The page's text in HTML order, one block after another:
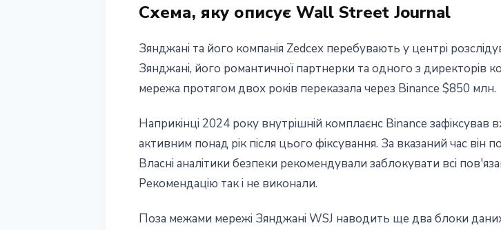
Схема, яку описує Wall Street Journal
Зянджані та його компанія Zedcex перебувають у центрі
Зянджані, його романтичної партнерки та одного з директорів
мережа протягом двох років переказала через Binance $850 млн.
Наприкінці 2024 року внутрішній комплаєнс Binance зафіксував
активним понад рік після цього фіксування. За вказаний час
Власні аналітики безпеки рекомендували заблокувати всі
Рекомендацію так і не виконали.
Поза межами мережі Зянджані WSJ наводить ще два блоки